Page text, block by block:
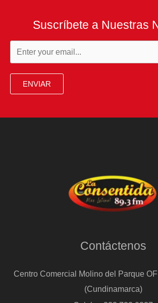
Suscríbete a Nuestras
ENVIAR
Contáctenos
Centro Comercial Molino del Parque
(Cundinamarca)